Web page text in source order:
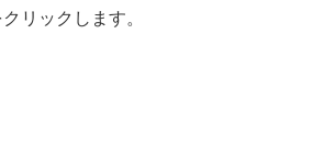
リックします。